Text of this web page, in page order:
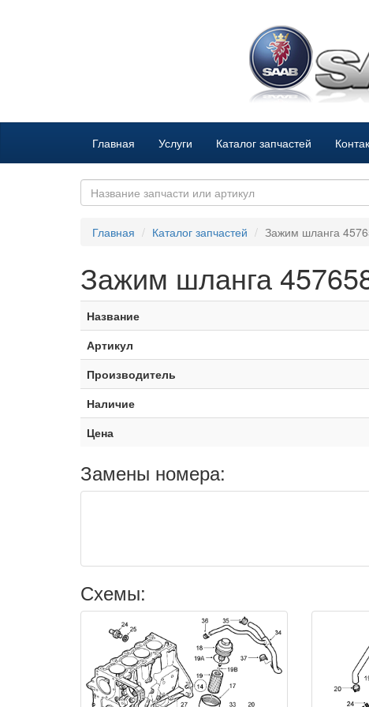
Главная Услуги Каталог запчастей
Главная Каталог запчастей Зажим шланга
Зажим шланга
Название
Артикул
Производитель
Наличие
Цена
Замены номера:
Схемы: